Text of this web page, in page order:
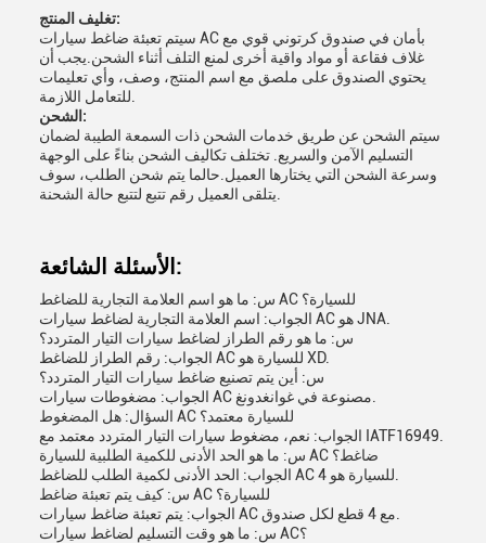
تغليف المنتج:
سيتم تعبئة ضاغط سيارات AC بأمان في صندوق كرتوني قوي مع
غلاف فقاعة أو مواد واقية أخرى لمنع التلف أثناء الشحن.يجب أن
يحتوي الصندوق على ملصق مع اسم المنتج، وصف، وأي تعليمات
الشحن:
سيتم الشحن عن طريق خدمات الشحن ذات السمعة الطيبة لضمان
التسليم الآمن والسريع. تختلف تكاليف الشحن بناءً على الوجهة
وسرعة الشحن التي يختارها العميل.حالما يتم شحن الطلب، سوف
الأسئلة الشائعة:
س: ما هو اسم العلامة التجارية للضاغط AC للسيارة؟
الجواب: اسم العلامة التجارية لضاغط سيارات AC هو JNA.
س: ما هو رقم الطراز لضاغط سيارات التيار المتردد؟
الجواب: رقم الطراز للضاغط AC للسيارة هو XD.
س: أين يتم تصنيع ضاغط سيارات التيار المتردد؟
السؤال: هل المضغوط AC للسيارة معتمد؟
الجواب: نعم، مضغوط سيارات التيار المتردد معتمد مع IATF16949.
س: ما هو الحد الأدنى للكمية الطلبية للسيارة AC ضاغط؟
س: كيف يتم تعبئة ضاغط AC للسيارة؟
س: ما هو وقت التسليم لضاغط سيارات AC؟